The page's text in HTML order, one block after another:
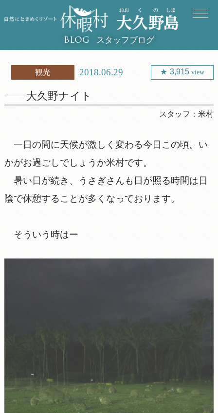
BLOG スタッフブログ
観光 2018.06.29 3,915view
大久野ナイト
スタッフ：米村
一日の間に天候が激しく変わる今日この頃。い
かがお過ごしでしょうか米村です。
暑い日が続き、うさぎさんも日が照る時間は日
陰で休憩することが多くなっております。
そういう時はー